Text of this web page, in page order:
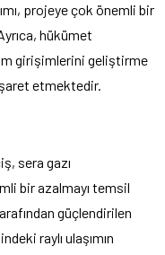
projeye çok önemli bir
hükümet
girişimlerini geliştirme
etmektedir.
sera gazı
bir azalmayı temsil
güçlendirilen
raylı ulaşımın